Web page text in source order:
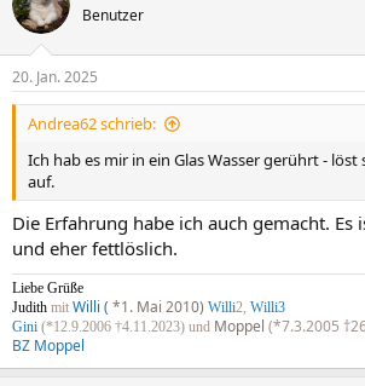
Benutzer
20. Jan. 2025
Andrea62 schrieb:
Ich hab es mir in ein Glas Wasser gerührt -
auf.
Die Erfahrung habe ich auch gemacht. Es
und eher fettlöslich.
Liebe Grüße
Judith mit Willi ( *1. Mai 2010) Willi2, Willi3
Gini (*12.9.2006 †4.11.2023) und Moppel (*7.3.2005
BZ Moppel